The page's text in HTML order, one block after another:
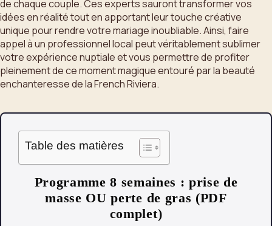
de chaque couple. Ces experts sauront transformer vos
idées en réalité tout en apportant leur touche créative
unique pour rendre votre mariage inoubliable. Ainsi, faire
appel à un professionnel local peut véritablement sublimer
votre expérience nuptiale et vous permettre de profiter
pleinement de ce moment magique entouré par la beauté
enchanteresse de la French Riviera.
Table des matières
Programme 8 semaines : prise de
masse OU perte de gras (PDF
complet)